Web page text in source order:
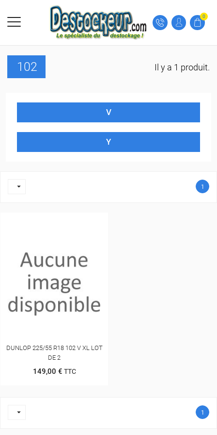
0
102 Il y a 1 produit.
V
Y
 1
DUNLOP 225/55 R18 102 V XL LOT
DE 2
149,00 € TTC
 1